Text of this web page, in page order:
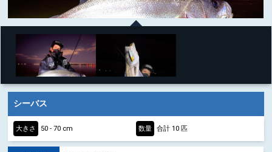
シーバス
大きさ 50 - 70 cm 数量 合計 10 匹